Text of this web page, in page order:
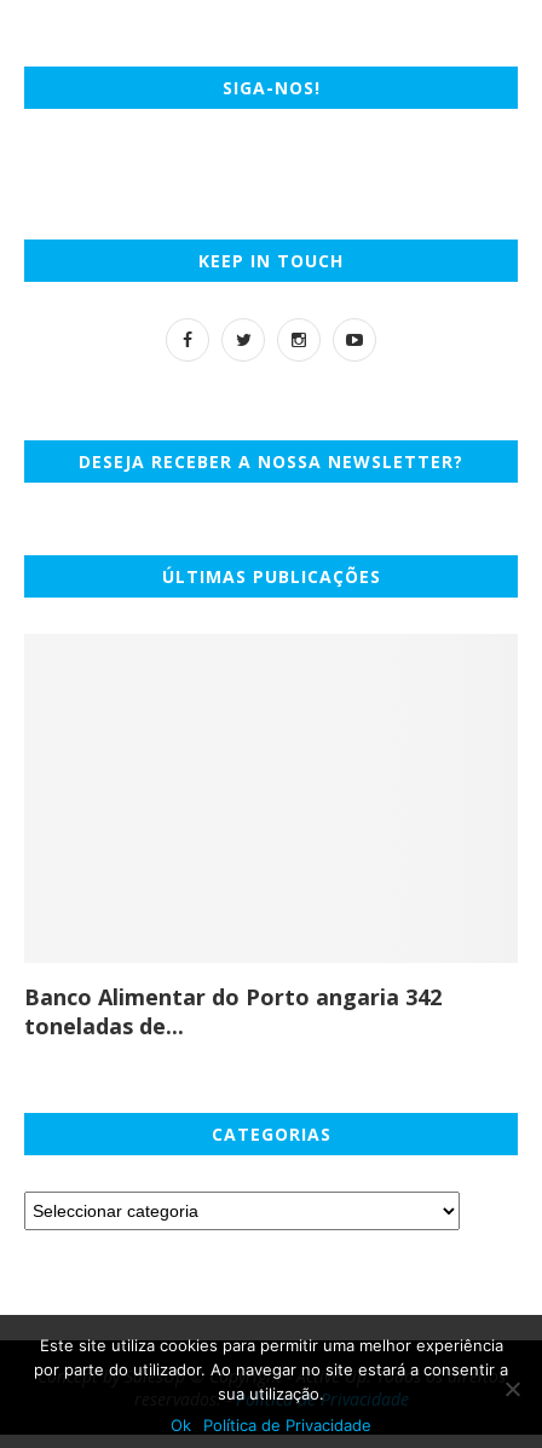
SIGA-NOS!
KEEP IN TOUCH
DESEJA RECEBER A NOSSA NEWSLETTER?
ÚLTIMAS PUBLICAÇÕES
Banco Alimentar do Porto angaria 342
toneladas de...
CATEGORIAS
Concept by SalesUp © Copyright - Active Up. Todos os direitos
reservados. -Política de Privacidade
Este site utiliza cookies para permitir uma melhor experiência
por parte do utilizador. Ao navegar no site estará a consentir a
sua utilização.
Ok
Política de Privacidade